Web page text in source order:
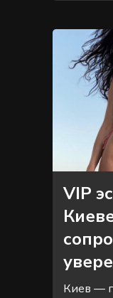
VIP
Киев —